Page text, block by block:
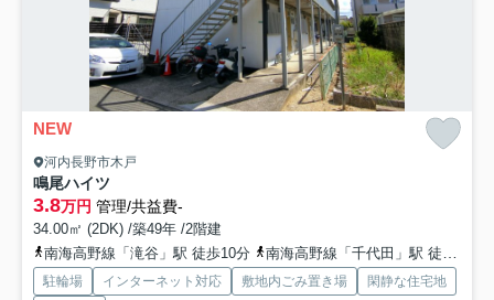
NEW
河内長野市木戸
鳴尾ハイツ
3.8万円 管理/共益費-
34.00㎡ (2DK) /築49年 /2階建
南海高野線「滝谷」駅 徒歩10分
南海高野線「千代田」駅 徒歩13分
駐輪場 インターネット対応 敷地内ごみ置き場
閑静な住宅地